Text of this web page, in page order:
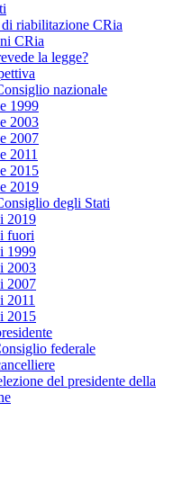
riabilitazione CRia
CRia
la legge?
nazionale
1999
2003
2007
2011
2015
2019
degli Stati
2019
fuori
1999
2003
2007
2011
2015
federale
del presidente della